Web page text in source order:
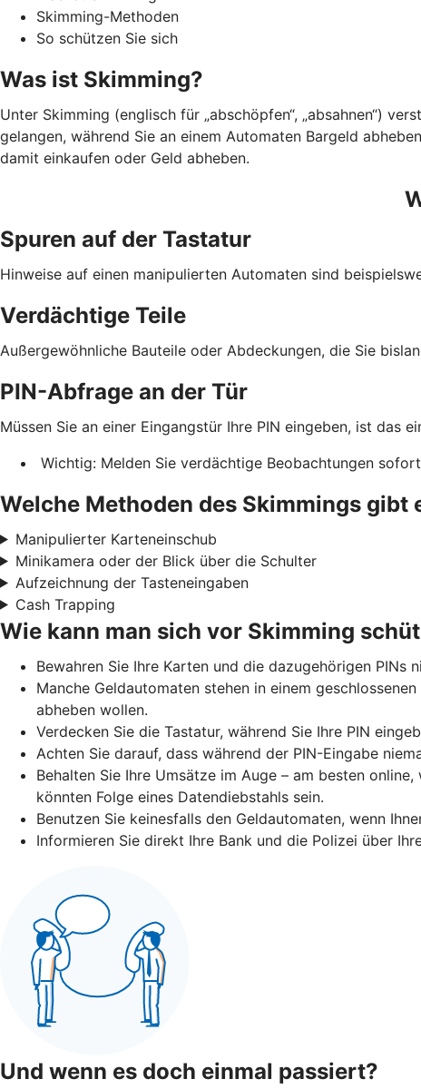
Skimming-Methoden
So schützen Sie sich
Was ist Skimming?
Unter Skimming (englisch für „abschöpfen“, „absahnen“)
gelangen, während Sie an einem Automaten Bargeld
damit einkaufen oder Geld abheben.
Spuren auf der Tastatur
Hinweise auf einen manipulierten Automaten sind
Verdächtige Teile
Außergewöhnliche Bauteile oder Abdeckungen, die Sie
PIN-Abfrage an der Tür
Müssen Sie an einer Eingangstür Ihre PIN eingeben, ist das
Wichtig: Melden Sie verdächtige Beobachtungen
Welche Methoden des Skimmings gibt
Manipulierter Karteneinschub
Minikamera oder der Blick über die Schulter
Aufzeichnung der Tasteneingaben
Cash Trapping
Wie kann man sich vor Skimming
Bewahren Sie Ihre Karten und die dazugehörigen PINs
Manche Geldautomaten stehen in einem
abheben wollen.
Verdecken Sie die Tastatur, während Sie Ihre PIN
Achten Sie darauf, dass während der PIN-Eingabe
Behalten Sie Ihre Umsätze im Auge – am besten
könnten Folge eines Datendiebstahls sein.
Benutzen Sie keinesfalls den Geldautomaten, wenn
Informieren Sie direkt Ihre Bank und die Polizei über
Und wenn es doch einmal passiert?